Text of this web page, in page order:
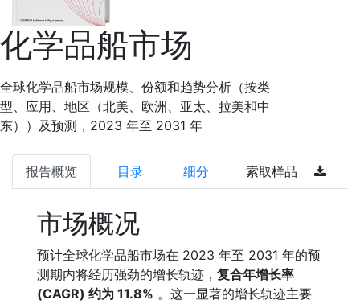
化学品船市场
全球化学品船市场规模、份额和趋势分析（按类
型、应用、地区（北美、欧洲、亚太、拉美和中
东））及预测，2023 年至 2031 年
报告概览 目录 细分 索取样品
市场概况
预计全球化学品船市场在 2023 年至 2031 年的预
测期内将经历强劲的增长轨迹， 复合年增长率
(CAGR) 约为 11.8% 。这一显著的增长轨迹主要